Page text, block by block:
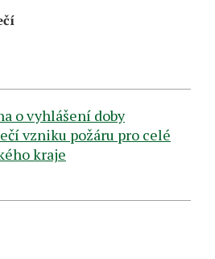
o vyhlášení doby
vzniku požáru pro celé
kraje